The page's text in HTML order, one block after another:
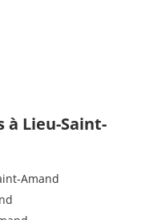
Lieu-Saint-
Amand